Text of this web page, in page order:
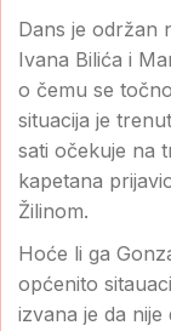
Dans je održan
Ivana Bilića i
o čemu se
situacija je
sati očekuje na
kapetana
Žilinom.
Hoće li ga
općenito
izvana je da